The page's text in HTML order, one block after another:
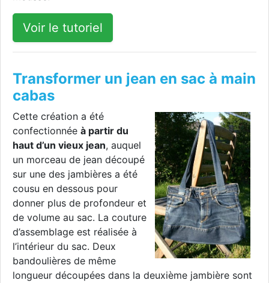
Voir le tutoriel
Transformer un jean en sac à main
cabas
Cette création a été
confectionnée à partir du
haut d’un vieux jean, auquel
un morceau de jean découpé
sur une des jambières a été
cousu en dessous pour
donner plus de profondeur et
de volume au sac. La couture
d’assemblage est réalisée à
l’intérieur du sac. Deux
bandoulières de même
longueur découpées dans la deuxième jambière sont